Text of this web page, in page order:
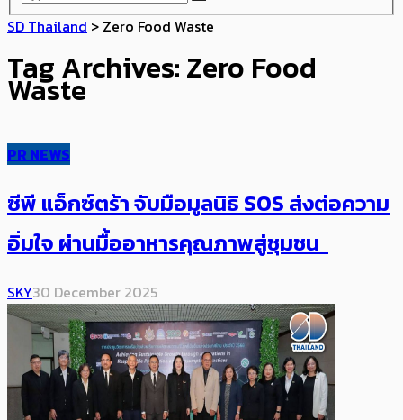
SD Thailand > Zero Food Waste
Tag Archives: Zero Food
Waste
PR NEWS
ซีพี แอ็กซ์ตร้า จับมือมูลนิธิ SOS ส่งต่อความ
อิ่มใจ ผ่านมื้ออาหารคุณภาพสู่ชุมชน
SKY30 December 2025